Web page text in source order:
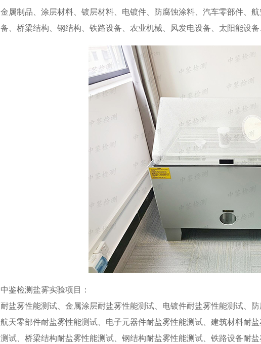
金属制品、涂层材料、镀层材料、电镀件、防腐蚀涂料、汽车零部件、
备、桥梁结构、钢结构、铁路设备、农业机械、风发电设备、太阳能设
中鉴检测盐雾实验项目：
耐盐雾性能测试、金属涂层耐盐雾性能测试、电镀件耐盐雾性能测试、
航天零部件耐盐雾性能测试、电子元器件耐盐雾性能测试、建筑材料耐
测试、桥梁结构耐盐雾性能测试、钢结构耐盐雾性能测试、铁路设备耐